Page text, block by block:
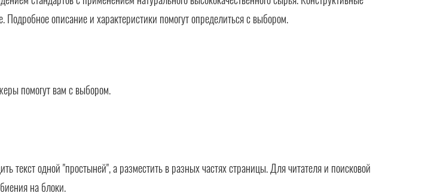
описание и характеристики помогут определиться с выбором.
помогут вам с выбором.
одной "простыней", а разместить в разных частях страницы. Для читателя и поисковой
на блоки.